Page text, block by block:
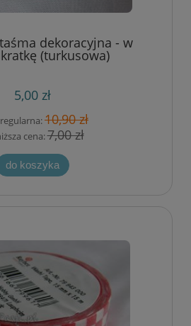
dekoracyjna - w
(turkusowa)
5,00 zł
10,90 zł
cena:7,00 zł
do koszyka